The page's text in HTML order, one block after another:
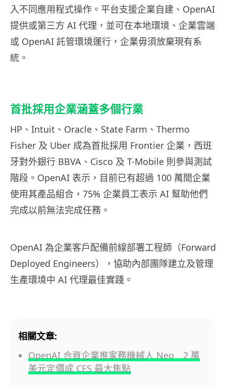
入不同應用程式操作。平台支援企業自建、OpenAI
提供或第三方 AI 代理，並可在本地環境、企業雲端
或 OpenAI 託管環境運行，企業毋須放棄現有系
統。
首批採用企業涵蓋多個行業
HP、Intuit、Oracle、State Farm、Thermo
Fisher 及 Uber 成為首批採用 Frontier 企業，西班
牙對外銀行 BBVA、Cisco 及 T-Mobile 則參與測試
階段。OpenAI 表示，目前已有超過 100 萬間企業
使用其產品組合，75% 企業員工表示 AI 幫助他們
完成以前無法完成任務。
OpenAI 為企業客戶配備前線部署工程師（Forward
Deployed Engineers），協助內部團隊建立及管理
生產環境中 AI 代理最佳實踐。
相關文章:
OpenAI 合資企業推家務機械人 Neo 2 萬
美元定價成 CES 最大焦點